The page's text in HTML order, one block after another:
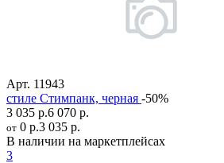
Арт. 11943
стиле Стимпанк, черная -50%
3 035 р.6 070 р.
от 0 р.3 035 р.
В наличии на маркетплейсах
3